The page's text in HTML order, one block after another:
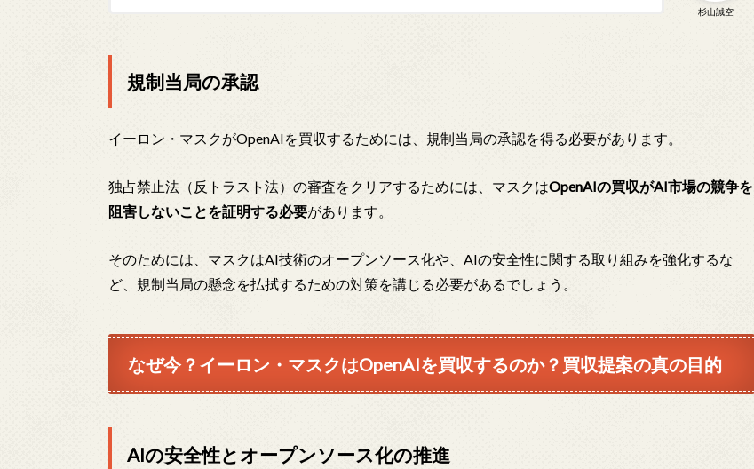
杉山誠空
規制当局の承認
イーロン・マスクがOpenAIを買収するためには、規制当局の承認を得る必要があります。
独占禁止法（反トラスト法）の審査をクリアするためには、マスクはOpenAIの買収がAI市場の競争を
阻害しないことを証明する必要があります。
そのためには、マスクはAI技術のオープンソース化や、AIの安全性に関する取り組みを強化するな
ど、規制当局の懸念を払拭するための対策を講じる必要があるでしょう。
なぜ今？イーロン・マスクはOpenAIを買収するのか？買収提案の真の目的
AIの安全性とオープンソース化の推進